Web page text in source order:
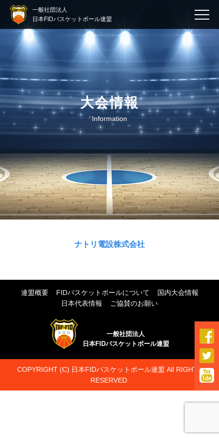
一般社団法人
日本FIDバスケットボール連盟
大会情報
Information
ナトリ電設株式会社
連盟概要 FIDバスケットボールについて
国内大会情報
日本代表情報
ご協賛のお願い
一般社団法人
日本FIDバスケットボール連盟
COPYRIGHT (C) 日本FIDバスケットボール連盟 All RIGHTS
RESERVED.


